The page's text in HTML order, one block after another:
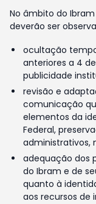
No âmbito do
deverão ser
ocultação
anteriores a 4
publicidade
revisão e
comunicação
elementos da
Federal,
administrativos,
adequação dos
do Ibram e de
quanto à
aos recursos de